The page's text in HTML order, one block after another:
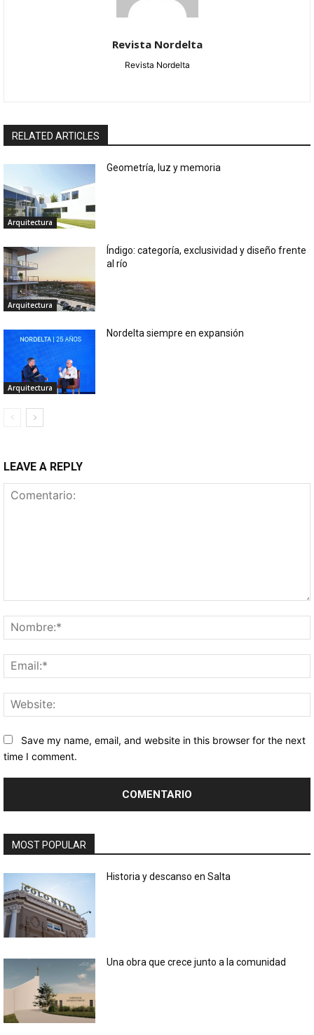
Revista Nordelta
Revista Nordelta
RELATED ARTICLES
Arquitectura
Geometría, luz y memoria
Arquitectura
Índigo: categoría, exclusividad y diseño frente
al río
Arquitectura
Nordelta siempre en expansión
LEAVE A REPLY
Save my name, email, and website in this browser for the next
time I comment.
MOST POPULAR
Historia y descanso en Salta
Una obra que crece junto a la comunidad